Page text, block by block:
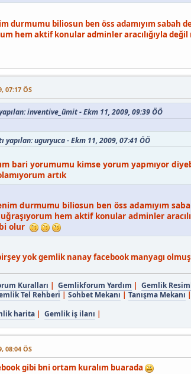
durmumu biliosun ben öss adamıyım sabah
hem aktif konular adminler aracılığıyla
07:17 ÖS
inventive_ümit - Ekm 11, 2009, 09:39 ÖÖ
yapılan: uguryuca - Ekm 11, 2009, 07:41 ÖÖ
bari yorumumu kimse yorum yapmıyor
artık
durmumu biliosun ben öss adamıyım
hem aktif konular adminler
olur
yok gemlik nanay facebook manyagı
Kuralları Gemlikforum Yardım Gemlik
Tel Rehberi Sohbet Mekanı Tanışma Mekanı
harita Gemlik iş ilanı
08:04 ÖS
gibi bni ortam kuralım buarada